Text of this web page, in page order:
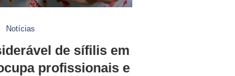
Notícias
de sífilis em
profissionais e